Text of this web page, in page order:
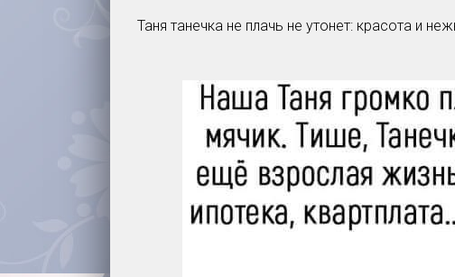
Таня танечка не плачь не утонет: красота и